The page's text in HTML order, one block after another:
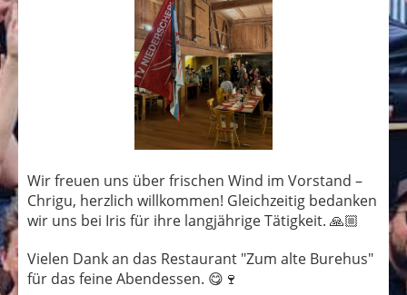
Wir freuen uns über frischen Wind im Vorstand –
Chrigu, herzlich willkommen! Gleichzeitig bedanken
wir uns bei Iris für ihre langjährige Tätigkeit. 🙏🏼
Vielen Dank an das Restaurant "Zum alte Burehus"
für das feine Abendessen. 😋🍷